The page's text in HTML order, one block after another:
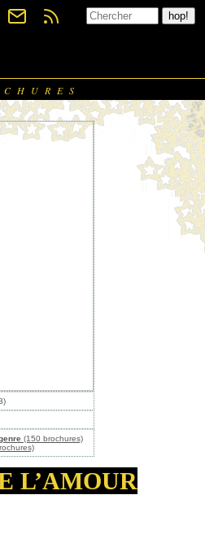
(150 brochures)
L’AMOUR